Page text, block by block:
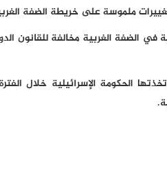
ملموسة على خريطة الضفة
في الضفة الغربية مخالفة للقانون
الحكومة الإسرائيلية خلال